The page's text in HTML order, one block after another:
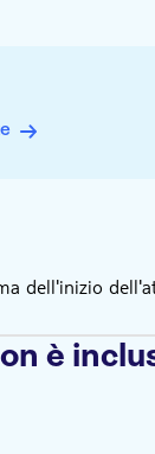
dell'inizio
è